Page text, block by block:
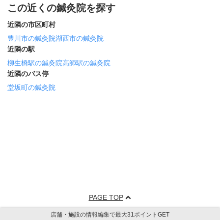
この近くの鍼灸院を探す
近隣の市区町村
豊川市の鍼灸院湖西市の鍼灸院
近隣の駅
柳生橋駅の鍼灸院高師駅の鍼灸院
近隣のバス停
堂坂町の鍼灸院
PAGE TOP
店舗・施設の情報編集で最大31ポイントGET